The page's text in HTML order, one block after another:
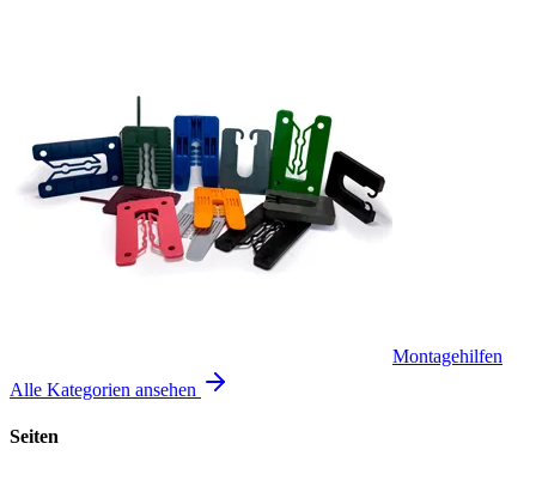
Montagehilfen
Alle Kategorien ansehen
Seiten